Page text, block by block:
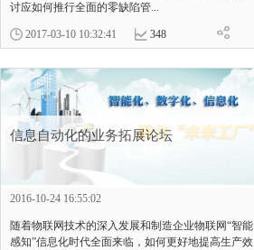
讨应如何推行全面的零缺陷管...
2017-03-10 10:32:41 348
信息自动化的业务拓展论坛
2016-10-24 16:55:02
随着物联网技术的深入发展和制造企业物联网“智能
感知”信息化时代全面来临，如何更好地提高生产效